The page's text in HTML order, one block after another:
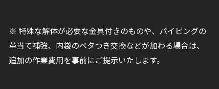
※ 特殊な解体が必要な金具付きのものや、パイピングの
革当て補強、内袋のベタつき交換などが加わる場合は、
追加の作業費用を事前にご提示いたします。